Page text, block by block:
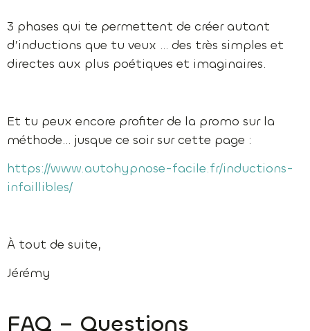
3 phases qui te permettent de créer autant
d’inductions que tu veux … des très simples et
directes aux plus poétiques et imaginaires.
Et tu peux encore profiter de la promo sur la
méthode… jusque ce soir sur cette page :
https://www.autohypnose-facile.fr/inductions-
infaillibles/
À tout de suite,
Jérémy
FAQ – Questions